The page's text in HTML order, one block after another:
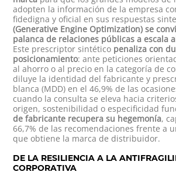
adopten la información de la empresa
fidedigna y oficial en sus respuestas
(Generative Engine Optimization) se
palanca de relaciones públicas a escala
Este prescriptor sintético penaliza con
posicionamiento: ante peticiones
al ahorro o al precio en la categoría de
diluye la identidad del fabricante y
blanca (MDD) en el 46,9% de las
cuando la consulta se eleva hacia
origen, sostenibilidad o especificidad
de fabricante recupera su hegemonía,
66,7% de las recomendaciones frente a
que obtiene la marca de distribuidor.
DE LA RESILIENCIA A LA
CORPORATIVA